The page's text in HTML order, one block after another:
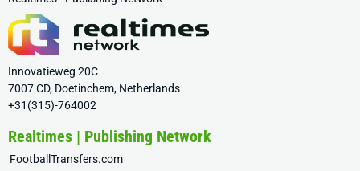
Innovatieweg 20C
7007 CD, Doetinchem, Netherlands
+31(315)-764002
Realtimes | Publishing Network
FootballTransfers.com